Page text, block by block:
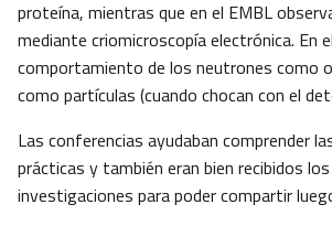
proteína, mientras que en el EMBL
mediante criomicroscopía electrónica. En
comportamiento de los neutrones como
como partículas (cuando chocan con el
Las conferencias ayudaban comprender
prácticas y también eran bien recibidos
investigaciones para poder compartir